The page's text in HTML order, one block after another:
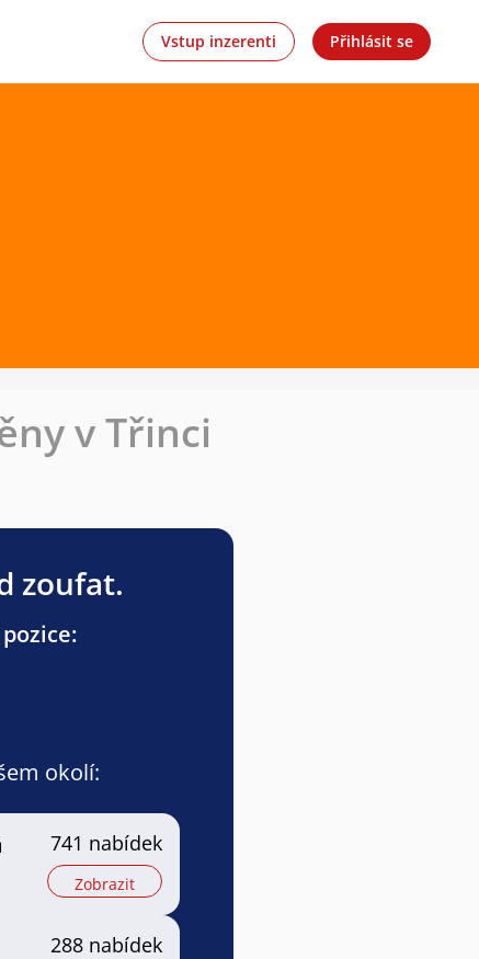
Vstup inzerenti Přihlásit se
v Třinci
zoufat.
okolí:
741 nabídek
Zobrazit
288 nabídek